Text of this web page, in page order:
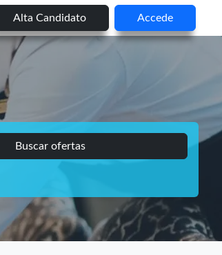
Alta Candidato Accede
Buscar ofertas